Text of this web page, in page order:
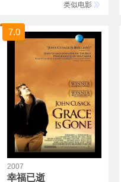
类似电影
7.0
2007
幸福已逝